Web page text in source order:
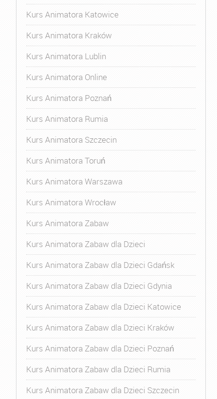
Kurs Animatora Katowice
Kurs Animatora Kraków
Kurs Animatora Lublin
Kurs Animatora Online
Kurs Animatora Poznań
Kurs Animatora Rumia
Kurs Animatora Szczecin
Kurs Animatora Toruń
Kurs Animatora Warszawa
Kurs Animatora Wrocław
Kurs Animatora Zabaw
Kurs Animatora Zabaw dla Dzieci
Kurs Animatora Zabaw dla Dzieci Gdańsk
Kurs Animatora Zabaw dla Dzieci Gdynia
Kurs Animatora Zabaw dla Dzieci Katowice
Kurs Animatora Zabaw dla Dzieci Kraków
Kurs Animatora Zabaw dla Dzieci Poznań
Kurs Animatora Zabaw dla Dzieci Rumia
Kurs Animatora Zabaw dla Dzieci Szczecin